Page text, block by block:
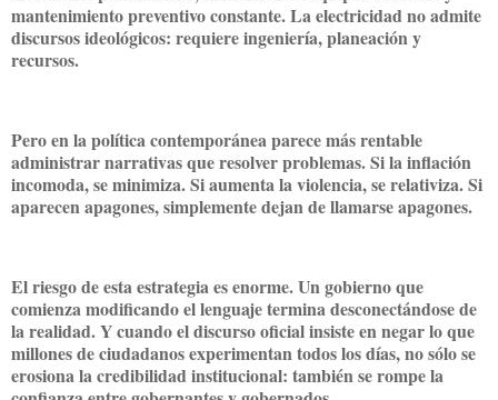
mantenimiento preventivo constante. La electricidad no admite
discursos ideológicos: requiere ingeniería, planeación y
recursos.
Pero en la política contemporánea parece más rentable
administrar narrativas que resolver problemas. Si la inflación
incomoda, se minimiza. Si aumenta la violencia, se relativiza. Si
aparecen apagones, simplemente dejan de llamarse apagones.
El riesgo de esta estrategia es enorme. Un gobierno que
comienza modificando el lenguaje termina desconectándose de
la realidad. Y cuando el discurso oficial insiste en negar lo que
millones de ciudadanos experimentan todos los días, no sólo se
erosiona la credibilidad institucional: también se rompe la